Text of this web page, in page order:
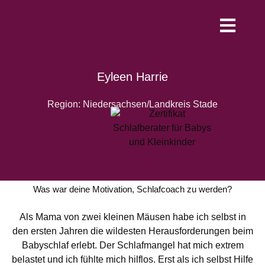
Eyleen Harrie
Region: Niedersachsen/Landkreis Stade
Was war deine Motivation, Schlafcoach zu werden?
Als Mama von zwei kleinen Mäusen habe ich selbst in
den ersten Jahren die wildesten Herausforderungen beim
Babyschlaf erlebt. Der Schlafmangel hat mich extrem
belastet und ich fühlte mich hilflos. Erst als ich selbst Hilfe